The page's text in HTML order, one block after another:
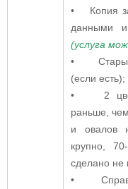
• Копия
данными
(услуга
• Старый
(если есть);
• 2
раньше,
и овалов
крупно,
сделано не
•